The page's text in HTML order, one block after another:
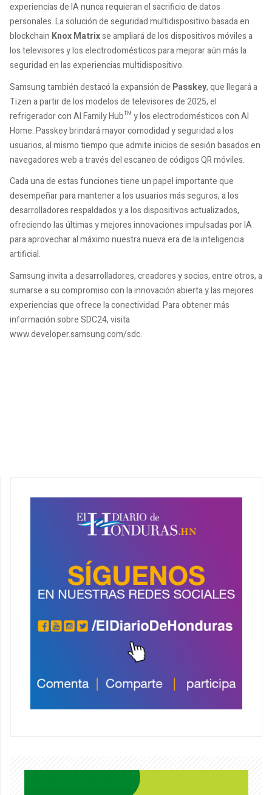
experiencias de IA nunca requieran el sacrificio de datos
personales. La solución de seguridad multidispositivo basada en
blockchain Knox Matrixse ampliará de los dispositivos móviles a
los televisores y los electrodomésticos para mejorar aún más la
seguridad en las experiencias multidispositivo.
Samsung también destacó la expansión de Passkey, que llegará a
Tizen a partir de los modelos de televisores de 2025, el
refrigerador con AI Family Hub™ y los electrodomésticos con AI
Home. Passkey brindará mayor comodidad y seguridad a los
usuarios, al mismo tiempo que admite inicios de sesión basados ​​en
navegadores web a través del escaneo de códigos QR móviles.
Cada una de estas funciones tiene un papel importante que
desempeñar para mantener a los usuarios más seguros, a los
desarrolladores respaldados y a los dispositivos actualizados,
ofreciendo las últimas y mejores innovaciones impulsadas por IA
para aprovechar al máximo nuestra nueva era de la inteligencia
artificial.
Samsung invita a desarrolladores, creadores y socios, entre otros, a
sumarse a su compromiso con la innovación abierta y las mejores
experiencias que ofrece la conectividad. Para obtener más
información sobre SDC24, visita
www.developer.samsung.com/sdc.